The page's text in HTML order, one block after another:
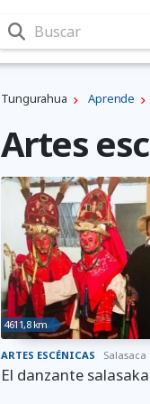
Buscar
Tungurahua Aprende
Artes
4611,8 km
ARTES ESCÉNICAS Salasaca
El danzante salasaka